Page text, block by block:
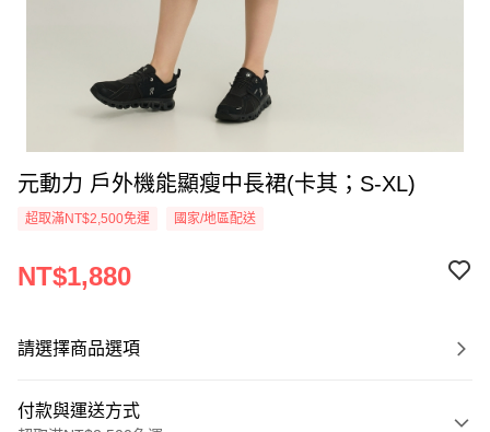
元動力 戶外機能顯瘦中長裙(卡其；S-XL)
超取滿NT$2,500免運 國家/地區配送
NT$1,880
請選擇商品選項
付款與運送方式